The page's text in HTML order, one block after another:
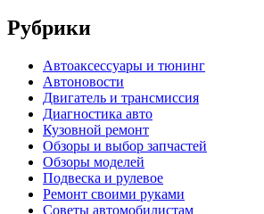
Рубрики
Автоаксессуары и тюнинг
Автоновости
Двигатель и трансмиссия
Диагностика авто
Кузовной ремонт
Обзоры и выбор запчастей
Обзоры моделей
Подвеска и рулевое
Ремонт своими руками
Советы автомобилистам